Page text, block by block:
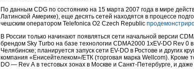
По данным CDG по состоянию на 15 марта 2007 года в мире
Латинской Америке), еще десять сетей находятся в процессе
чешским оператором Telefonica O2 Czech Republic
В России только начинают появляться сети начальной версии
брендом Sky Turbo на базе технологии CDMA2000 1xEV-DO Rev
Челябинске; планируется запуск сети EV-DO в Ростове и других
компания «Енисейтелеком»/ЕТК (торговая марка Wellcom). Кроме
DO — Rev А в тестовых зонах в Москве и Санкт-Петербурге, и